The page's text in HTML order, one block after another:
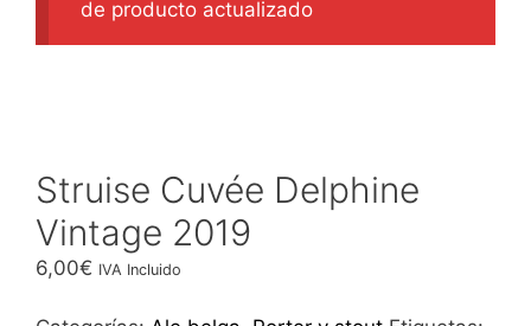
de producto actualizado
Struise Cuvée Delphine
Vintage 2019
6,00€ IVA Incluido